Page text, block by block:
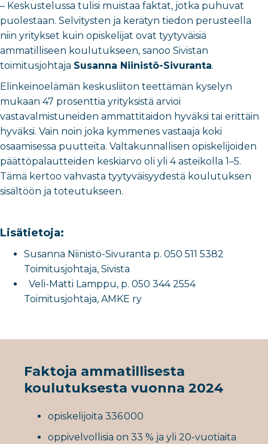
– Keskustelussa tulisi muistaa faktat, jotka puhuvat
puolestaan. Selvitysten ja kerätyn tiedon perusteella
niin yritykset kuin opiskelijat ovat tyytyväisiä
ammatilliseen koulutukseen, sanoo Sivistan
toimitusjohtaja Susanna Niinistö-Sivuranta.
Elinkeinoelämän keskusliiton teettämän kyselyn
mukaan 47 prosenttia yrityksistä arvioi
vastavalmistuneiden ammattitaidon hyväksi tai erittäin
hyväksi. Vain noin joka kymmenes vastaaja koki
osaamisessa puutteita. Valtakunnallisen opiskelijoiden
päättöpalautteiden keskiarvo oli yli 4 asteikolla 1–5.
Tämä kertoo vahvasta tyytyväisyydestä koulutuksen
sisältöön ja toteutukseen.
Lisätietoja:
Susanna Niinistö-Sivuranta p. 050 511 5382
Toimitusjohtaja, Sivista
Veli-Matti Lamppu, p. 050 344 2554
Toimitusjohtaja, AMKE ry
Faktoja ammatillisesta
koulutuksesta vuonna 2024
opiskelijoita 336 000
oppivelvollisia on 33 % ja yli 20-vuotiaita